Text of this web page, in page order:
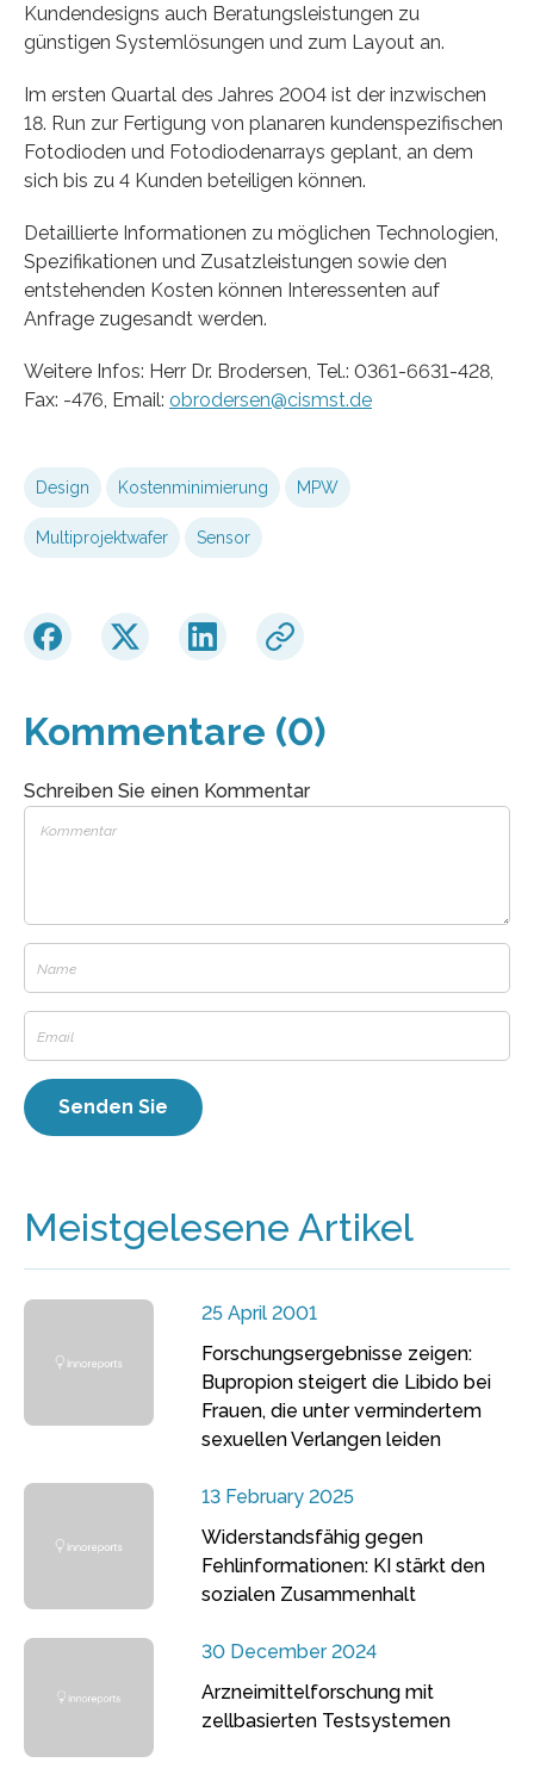
Kundendesigns auch Beratungsleistungen zu
günstigen Systemlösungen und zum Layout an.
Im ersten Quartal des Jahres 2004 ist der inzwischen
18. Run zur Fertigung von planaren kundenspezifischen
Fotodioden und Fotodiodenarrays geplant, an dem
sich bis zu 4 Kunden beteiligen können.
Detaillierte Informationen zu möglichen Technologien,
Spezifikationen und Zusatzleistungen sowie den
entstehenden Kosten können Interessenten auf
Anfrage zugesandt werden.
Weitere Infos: Herr Dr. Brodersen, Tel.: 0361-6631-428,
Fax: -476, Email: obrodersen@cismst.de
Design Kostenminimierung MPW
Multiprojektwafer Sensor
Kommentare (0)
Schreiben Sie einen Kommentar
Meistgelesene Artikel
25 April 2001
Forschungsergebnisse zeigen:
Bupropion steigert die Libido bei
Frauen, die unter vermindertem
sexuellen Verlangen leiden
13 February 2025
Widerstandsfähig gegen
Fehlinformationen: KI stärkt den
sozialen Zusammenhalt
30 December 2024
Arzneimittelforschung mit
zellbasierten Testsystemen